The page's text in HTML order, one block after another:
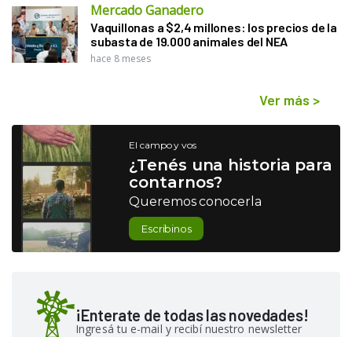
Mercado Ganadero
Vaquillonas a $2,4 millones: los precios de la
subasta de 19.000 animales del NEA
hace 8 meses
Ver más >
El campo y vos
¿Tenés una historia para
contarnos?
Queremos conocerla
Escribinos
¡Enterate de todas las novedades!
Ingresá tu e-mail y recibí nuestro newsletter